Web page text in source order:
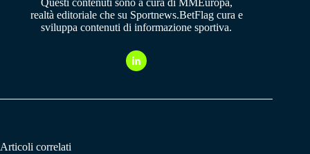
Questi contenuti sono a cura di MMEuropa,
realtà editoriale che su Sportnews.BetFlag cura e
sviluppa contenuti di informazione sportiva.
Articoli correlati